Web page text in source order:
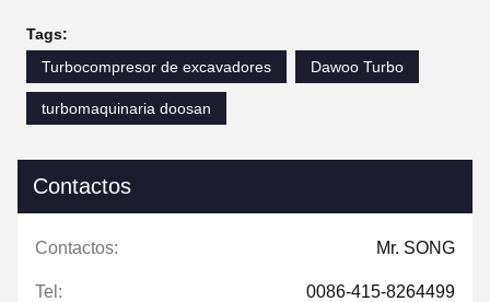
Tags:
Turbocompresor de excavadores
Dawoo Turbo
turbomaquinaria doosan
Contactos
Contactos: Mr. SONG
Tel: 0086-415-8264499